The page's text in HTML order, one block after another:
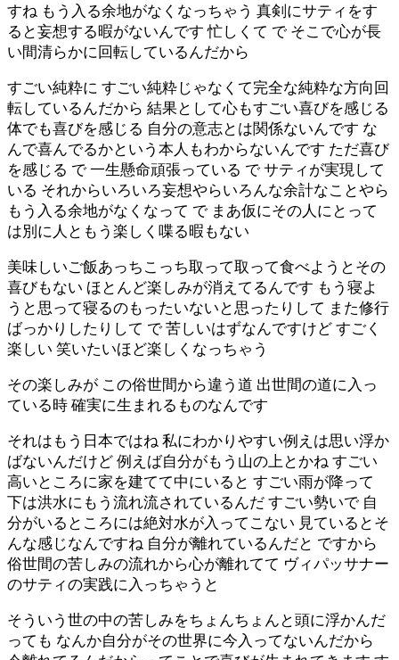
すね もう入る余地がなくなっちゃう 真剣にサティをす
ると妄想する暇がないんです 忙しくて で そこで心が長
い間清らかに回転しているんだから
すごい純粋に すごい純粋じゃなくて完全な純粋な方向回
転しているんだから 結果として心もすごい喜びを感じる
体でも喜びを感じる 自分の意志とは関係ないんです な
んで喜んでるかという本人もわからないんです ただ喜び
を感じる で 一生懸命頑張っている で サティが実現して
いる それからいろいろ妄想やらいろんな余計なことやら
もう入る余地がなくなって で まあ仮にその人にとって
は別に人ともう楽しく喋る暇もない
美味しいご飯あっちこっち取って取って食べようとその
喜びもない ほとんど楽しみが消えてるんです もう寝よ
うと思って寝るのもったいないと思ったりして また修行
ばっかりしたりして で 苦しいはずなんですけど すごく
楽しい 笑いたいほど楽しくなっちゃう
その楽しみが この俗世間から違う道 出世間の道に入っ
ている時 確実に生まれるものなんです
それはもう日本ではね 私にわかりやすい例えは思い浮か
ばないんだけど 例えば自分がもう山の上とかね すごい
高いところに家を建てて中にいると すごい雨が降って
下は洪水にもう流れ流されているんだ すごい勢いで 自
分がいるところには絶対水が入ってこない 見ているとそ
んな感じなんですね 自分が離れているんだと ですから
俗世間の苦しみの流れから心が離れてて ヴィパッサナー
のサティの実践に入っちゃうと
そういう世の中の苦しみをちょんちょんと頭に浮かんだ
っても なんか自分がその世界に今入ってないんだから